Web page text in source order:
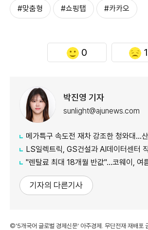
#맞춤형 #쇼핑탭 #카카오
0
박진영 기자
sunlight@ajunews.com
메가특구 속도전 재차 강조한 청와대…산업계 "전력·용
LS일렉트릭, GS건설과 AI데이터센터 직류
"렌탈료 최대 18개월 반값"…코웨이, 여름가전 렌
기자의 다른기사
©'5개국어 글로벌 경제신문' 아주경제. 무단전재·재배포